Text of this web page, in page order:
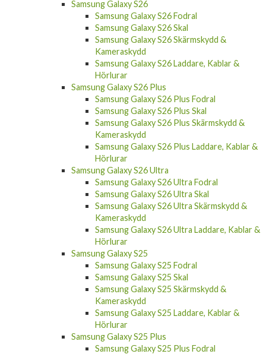
Samsung Galaxy S26
Samsung Galaxy S26 Fodral
Samsung Galaxy S26 Skal
Samsung Galaxy S26 Skärmskydd &
Kameraskydd
Samsung Galaxy S26 Laddare, Kablar &
Hörlurar
Samsung Galaxy S26 Plus
Samsung Galaxy S26 Plus Fodral
Samsung Galaxy S26 Plus Skal
Samsung Galaxy S26 Plus Skärmskydd &
Kameraskydd
Samsung Galaxy S26 Plus Laddare, Kablar &
Hörlurar
Samsung Galaxy S26 Ultra
Samsung Galaxy S26 Ultra Fodral
Samsung Galaxy S26 Ultra Skal
Samsung Galaxy S26 Ultra Skärmskydd &
Kameraskydd
Samsung Galaxy S26 Ultra Laddare, Kablar &
Hörlurar
Samsung Galaxy S25
Samsung Galaxy S25 Fodral
Samsung Galaxy S25 Skal
Samsung Galaxy S25 Skärmskydd &
Kameraskydd
Samsung Galaxy S25 Laddare, Kablar &
Hörlurar
Samsung Galaxy S25 Plus
Samsung Galaxy S25 Plus Fodral